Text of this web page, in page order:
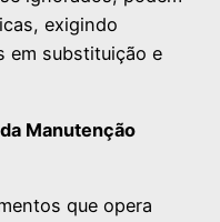
exigindo
em substituição e
Manutenção
que opera